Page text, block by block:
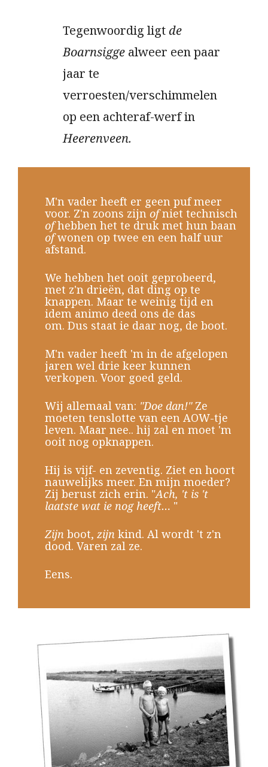
Tegenwoordig ligtde
Boarnsigge alweer een paar
jaar te
verroesten/verschimmelen
op een achteraf-werf in
Heerenveen.
M'n vader heeft er geen puf meer
voor. Z'n zoons zijn ofniet technisch
ofhebben het te druk met hun baan
ofwonen op twee en een half uur
afstand.
We hebben het ooit geprobeerd,
met z'n drieën, dat ding op te
knappen. Maar te weinig tijd en
idem animo deed ons de das
om. Dus staat ie daar nog, de boot.
M'n vader heeft 'm in de afgelopen
jaren wel drie keer kunnen
verkopen. Voor goed geld.
Wij allemaal van: "Doe dan!"Ze
moeten tenslotte van een AOW-tje
leven. Maar nee.. hij zal en moet 'm
ooit nog opknappen.
Hij is vijf- en zeventig. Ziet en hoort
nauwelijks meer. En mijn moeder?
Zij berust zich erin. "Ach, 't is 't
laatste wat ie nog heeft… "
Zijn boot, zijn kind. Al wordt 't z'n
dood. Varen zal ze.
Eens.